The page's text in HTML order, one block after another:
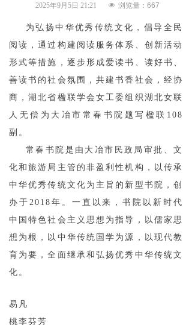
为弘扬中华优秀传统文化，倡导全民
阅读，通过构建阅读服务体系、创新活动
形式等措施，逐步形成爱读书、读好书、
善读书的社会氛围，共建书香社会，经协
商，湖北省楹联学会女工委组织湖北女联
人无偿为大冶市常春书院题写楹联108
副。
常春书院是由大冶市民政局审批、文
化和旅游局主管的非盈利性机构，以传承
中华优秀传统文化为主旨的新型书院，创
办于2018年。一直以来，书院以新时代
中国特色社会主义思想为指导，以儒家思
想为根，以中华传统国学为源，以现代教
育为要，全面继承和弘扬优秀中华传统文
化。
易凡
桃李芬芳
2025年9月5日 21:21 넶 浏览量： 667